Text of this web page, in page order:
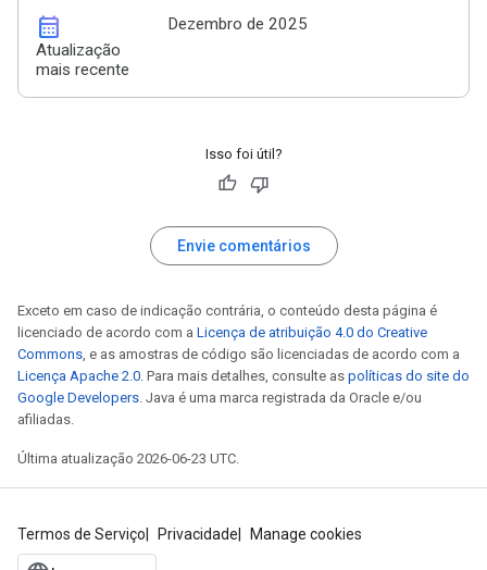
calendar_month
Atualização
mais recente
Dezembro de 2025
Isso foi útil?
Envie comentários
Exceto em caso de indicação contrária, o conteúdo desta página é
licenciado de acordo com a Licença de atribuição 4.0 do Creative
Commons, e as amostras de código são licenciadas de acordo com a
Licença Apache 2.0. Para mais detalhes, consulte as políticas do site do
Google Developers. Java é uma marca registrada da Oracle e/ou
afiliadas.
Última atualização 2026-06-23 UTC.
Termos de Serviço Privacidade Manage cookies